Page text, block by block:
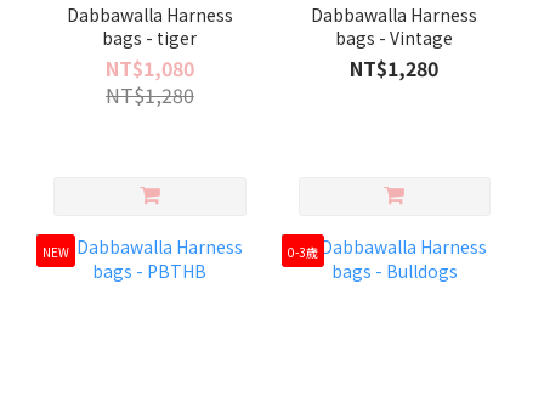
Dabbawalla Harness
bags - tiger
NT$1,080
NT$1,280
Dabbawalla Harness
bags - Vintage
NT$1,280
NEW 0-3歲